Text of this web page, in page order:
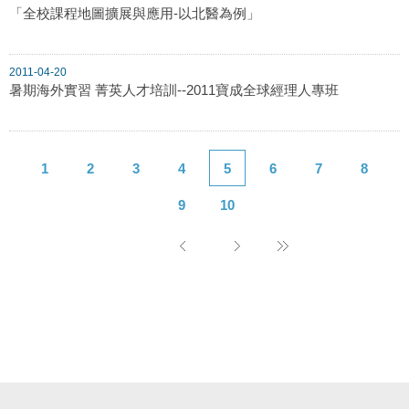
「全校課程地圖擴展與應用-以北醫為例」
2011-04-20
暑期海外實習 菁英人才培訓--2011寶成全球經理人專班
1 2 3 4 5 6 7 8
9 10